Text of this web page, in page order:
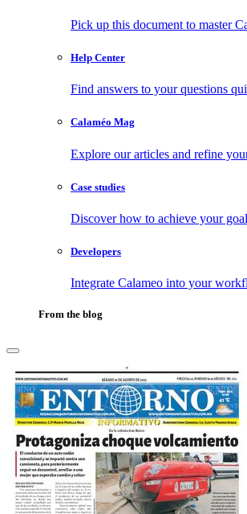
Pick up this document to master
Help Center
Find answers to your questions
Calaméo Mag
Explore our articles and refine
Case studies
Discover how to achieve your
Developers
Integrate Calameo into your
From the blog